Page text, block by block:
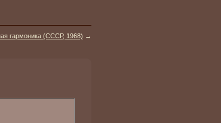
гармоника (СССР, 1968) →